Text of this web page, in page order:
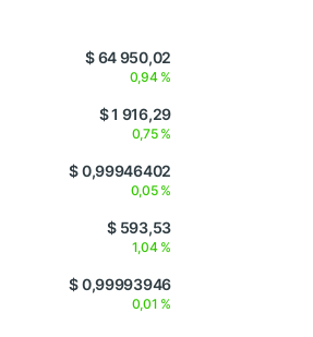
$ 64 950,02
0,94 %
$ 1 916,29
0,75 %
$ 0,99946402
0,05 %
$ 593,53
1,04 %
$ 0,99993946
0,01 %